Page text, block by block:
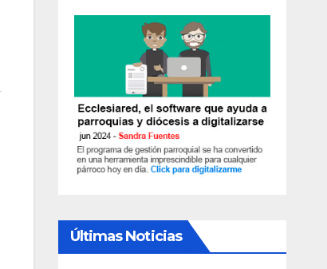
Últimas Noticias